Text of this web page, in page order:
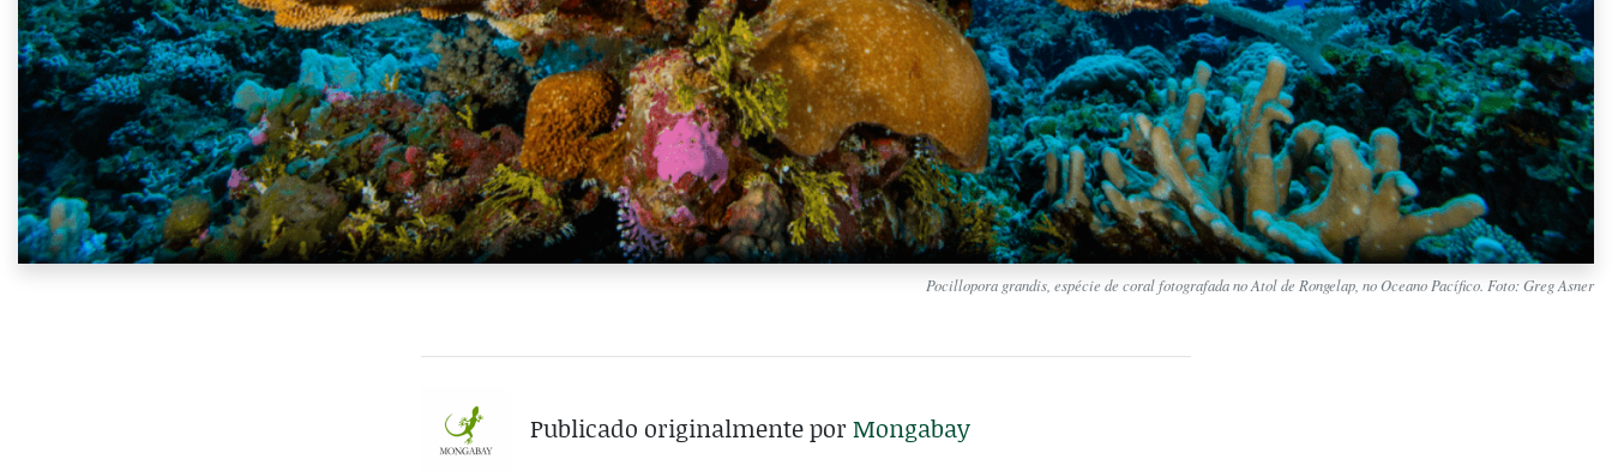
Pocillopora grandis, espécie de coral fotografada no Atol de Rongelap, no Oceano Pacífico. Foto: Greg Asner
Publicado originalmente por Mongabay